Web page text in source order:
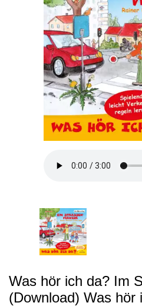
Was hör ich da? Im
(Download) Was hör